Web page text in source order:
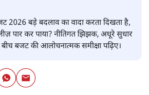
2026 बड़े बदलाव का वादा करता दिखता है,
पार कर पाया? नीतिगत झिझक, अधूरे सुधार
बजट की आलोचनात्मक समीक्षा पढ़िए।